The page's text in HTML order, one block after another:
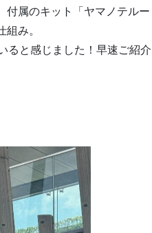
付属のキット「ヤマノテルー
み。
ると感じました！早速ご紹介